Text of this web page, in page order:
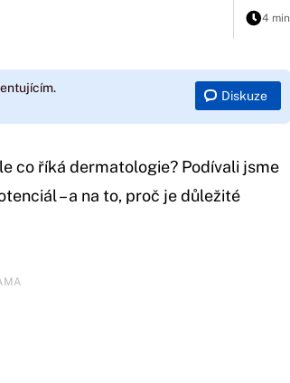
4 min
Diskuze
co říká dermatologie? Podívali jsme
– a na to, proč je důležité